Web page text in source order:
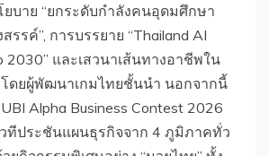
ยบาย “ยกระดับกำลังคนอุดมศึกษา
รรค์”, การบรรยาย “Thailand AI
2030” และเสวนาเส้นทางอาชีพใน
ดยผู้พัฒนาเกมไทยชั้นนำ นอกจากนี้
Alpha Business Contest 2026
วทีประชันแผนธุรกิจจาก 4 ภูมิภาคทั่ว